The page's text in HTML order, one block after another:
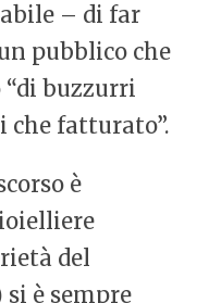
– di far
pubblico che
buzzurri
che fatturato”.
è
del
è sempre